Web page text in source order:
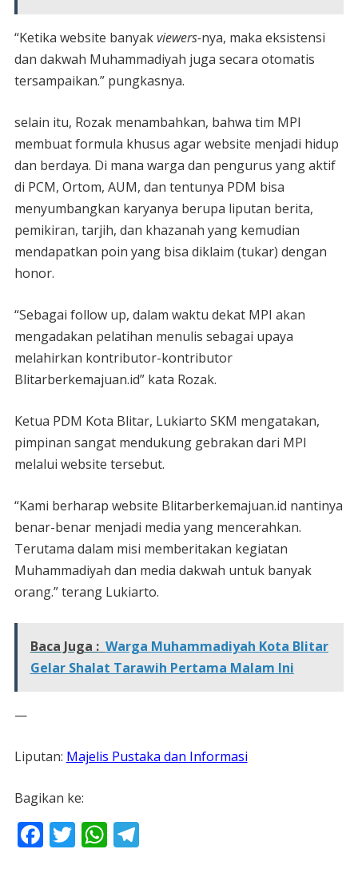
“Ketika website banyakviewers-nya, maka eksistensi
dan dakwah Muhammadiyah juga secara otomatis
tersampaikan.” pungkasnya.
selain itu, Rozak menambahkan, bahwa tim MPI
membuat formula khusus agar website menjadi hidup
dan berdaya. Di mana warga dan pengurus yang aktif
di PCM, Ortom, AUM, dan tentunya PDM bisa
menyumbangkan karyanya berupa liputan berita,
pemikiran, tarjih, dan khazanah yang kemudian
mendapatkan poin yang bisa diklaim (tukar) dengan
honor.
“Sebagai follow up, dalam waktu dekat MPI akan
mengadakan pelatihan menulis sebagai upaya
melahirkan kontributor-kontributor
Blitarberkemajuan.id” kata Rozak.
Ketua PDM Kota Blitar, Lukiarto SKM mengatakan,
pimpinan sangat mendukung gebrakan dari MPI
melalui website tersebut.
“Kami berharap website Blitarberkemajuan.id nantinya
benar-benar menjadi media yang mencerahkan.
Terutama dalam misi memberitakan kegiatan
Muhammadiyah dan media dakwah untuk banyak
orang.” terang Lukiarto.
Baca Juga : Warga Muhammadiyah Kota Blitar
Gelar Shalat Tarawih Pertama Malam Ini
—
Liputan: Majelis Pustaka dan Informasi
Bagikan ke:
F T W T